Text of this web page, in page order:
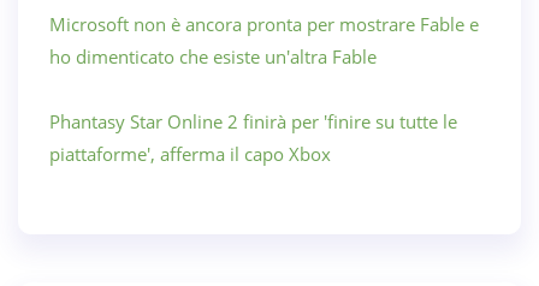
Microsoft non è ancora pronta per mostrare Fable e
ho dimenticato che esiste un'altra Fable
Phantasy Star Online 2 finirà per 'finire su tutte le
piattaforme', afferma il capo Xbox